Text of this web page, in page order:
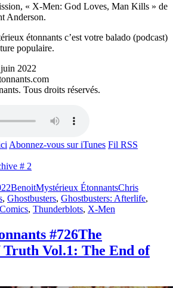
« X-Men: God Loves, Man Kills » de
Anderson.
étonnants c’est votre balado (podcast)
populaire.
2022
Tous droits réservés.
Abonnez-vous sur iTunes Fil RSS
# 2
BenoitCatégories
Mystérieux ÉtonnantsÉtiquettes
Chris
, Ghostbusters, Ghostbusters: Afterlife,
, Thunderblots, X-Men
#726The
Vol.1: The End of